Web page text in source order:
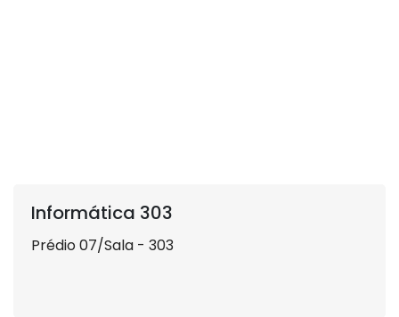
Informática 303
Prédio 07/Sala - 303